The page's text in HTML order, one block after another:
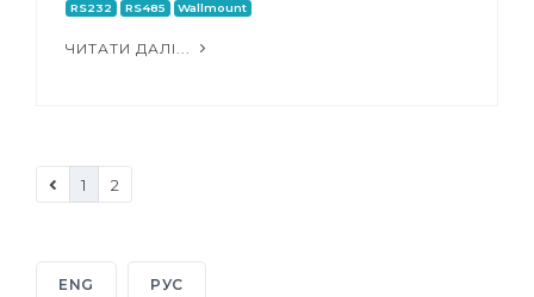
RS232 RS485 Wallmount
ЧИТАТИ ДАЛІ...
1 2
ENG РУС